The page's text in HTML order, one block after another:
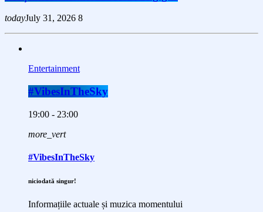
todayJuly 31, 2026 8
Entertainment
#VibesInTheSky
19:00 - 23:00
more_vert
#VibesInTheSky
niciodată singur!
Informațiile actuale și muzica momentului